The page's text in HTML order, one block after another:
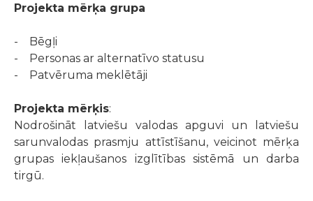
Projekta mērķa grupa
- Bēgļi
- Personas ar alternatīvo statusu
- Patvēruma meklētāji
Projekta mērķis:
Nodrošināt latviešu valodas apguvi un latviešu
sarunvalodas prasmju attīstīšanu, veicinot mērķa
grupas iekļaušanos izglītības sistēmā un darba
tirgū.